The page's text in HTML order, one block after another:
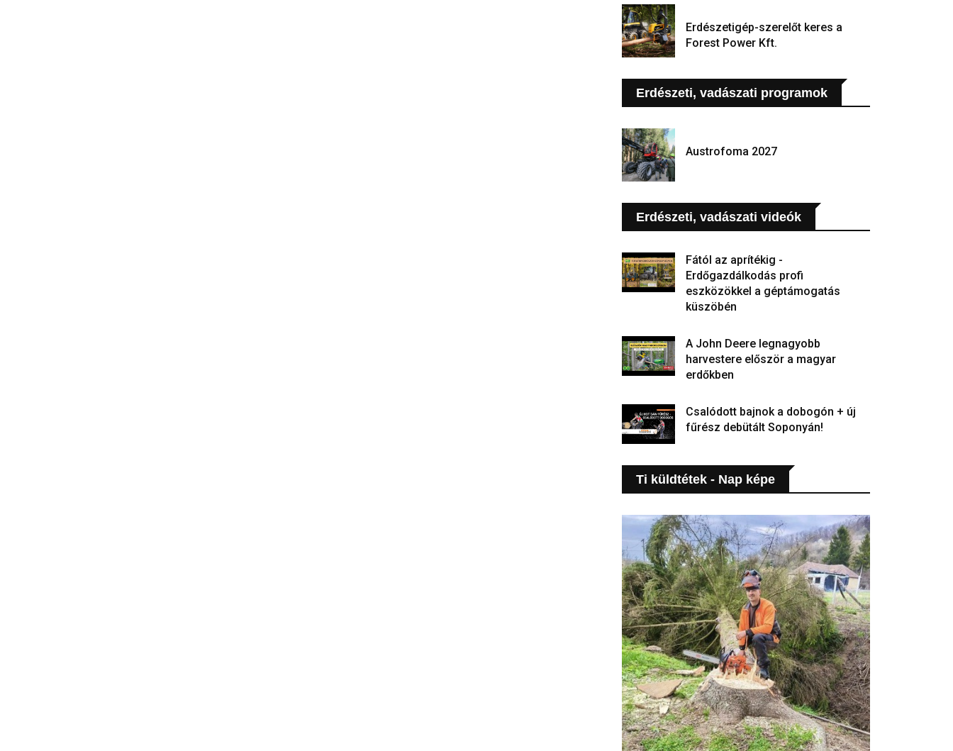
Erdészetigép-szerelőt keres a
Forest Power Kft.
Erdészeti, vadászati programok
Austrofoma 2027
Erdészeti, vadászati videók
Fától az aprítékig -
Erdőgazdálkodás profi
eszközökkel a géptámogatás
küszöbén
A John Deere legnagyobb
harvestere először a magyar
erdőkben
Csalódott bajnok a dobogón + új
fűrész debütált Soponyán!
Ti küldtétek - Nap képe